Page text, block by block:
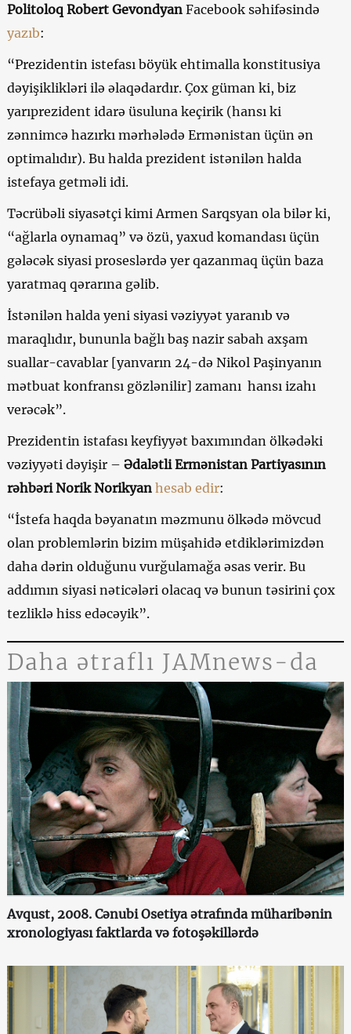
Politoloq Robert Gevondyan Facebook səhifəsində
yazıb:
“Prezidentin istefası böyük ehtimalla konstitusiya
dəyişiklikləri ilə əlaqədardır. Çox güman ki, biz
yarıprezident idarə üsuluna keçirik (hansı ki
zənnimcə hazırkı mərhələdə Ermənistan üçün ən
optimalıdır). Bu halda prezident istənilən halda
istefaya getməli idi.
Təcrübəli siyasətçi kimi Armen Sarqsyan ola bilər ki,
“ağlarla oynamaq” və özü, yaxud komandası üçün
gələcək siyasi proseslərdə yer qazanmaq üçün baza
yaratmaq qərarına gəlib.
İstənilən halda yeni siyasi vəziyyət yaranıb və
maraqlıdır, bununla bağlı baş nazir sabah axşam
suallar-cavablar [yanvarın 24-də Nikol Paşinyanın
mətbuat konfransı gözlənilir] zamanı hansı izahı
verəcək”.
Prezidentin istafası keyfiyyət baxımından ölkədəki
vəziyyəti dəyişir – Ədalətli Ermənistan Partiyasının
rəhbəri Norik Norikyan hesab edir:
“İstefa haqda bəyanatın məzmunu ölkədə mövcud
olan problemlərin bizim müşahidə etdiklərimizdən
daha dərin olduğunu vurğulamağa əsas verir. Bu
addımın siyasi nəticələri olacaq və bunun təsirini çox
tezliklə hiss edəcəyik”.
Daha ətraflı JAMnews-da
Avqust, 2008. Cənubi Osetiya ətrafında müharibənin
xronologiyası faktlarda və fotoşəkillərdə